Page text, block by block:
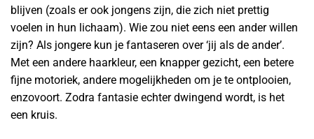
blijven (zoals er ook jongens zijn, die zich niet prettig
voelen in hun lichaam). Wie zou niet eens een ander willen
zijn? Als jongere kun je fantaseren over ‘jij als de ander’.
Met een andere haarkleur, een knapper gezicht, een betere
fijne motoriek, andere mogelijkheden om je te ontplooien,
enzovoort. Zodra fantasie echter dwingend wordt, is het
een kruis.